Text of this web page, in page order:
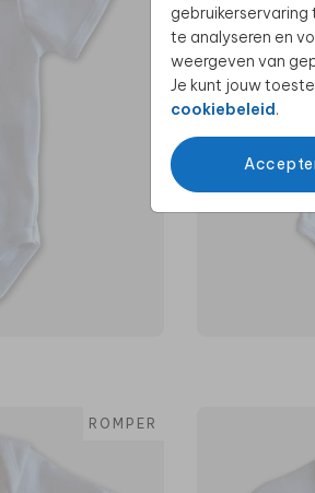
te analyseren en
weergeven van
Je kunt jouw
cookiebeleid.
ROMPER